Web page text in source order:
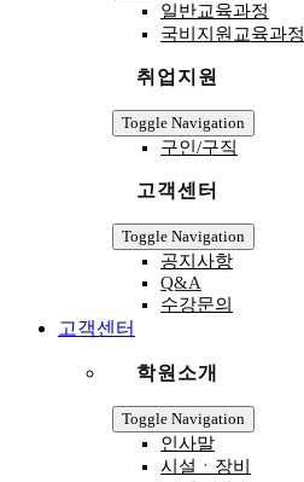
일반교육과정
국비지원교육과정
취업지원
Toggle Navigation
구인/구직
고객센터
Toggle Navigation
공지사항
Q&A
수강문의
고객센터
학원소개
Toggle Navigation
인사말
시설ㆍ장비